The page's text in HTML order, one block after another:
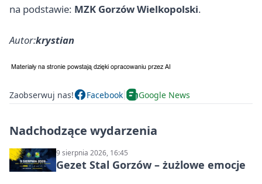
na podstawie: MZK Gorzów Wielkopolski.
Autor:krystian
Zaobserwuj nas! Facebook Google News
Nadchodzące wydarzenia
9 sierpnia 2026, 16:45
Gezet Stal Gorzów – żużlowe emocje